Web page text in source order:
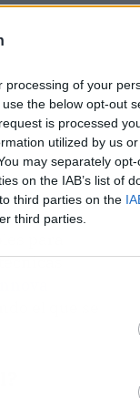
processing of your
the below opt-out
is processed
utilized by us
may separately
on the IAB’s list of
third parties on the
third parties.
para
el que se